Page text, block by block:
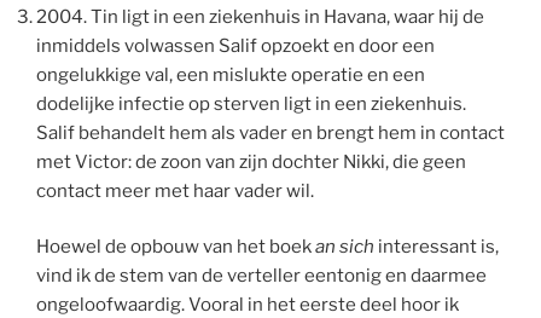
2004. Tin ligt in een ziekenhuis in Havana, waar hij de
inmiddels volwassen Salif opzoekt en door een
ongelukkige val, een mislukte operatie en een
dodelijke infectie op sterven ligt in een ziekenhuis.
Salif behandelt hem als vader en brengt hem in contact
met Victor: de zoon van zijn dochter Nikki, die geen
contact meer met haar vader wil.
Hoewel de opbouw van het boekan sich interessant is,
vind ik de stem van de verteller eentonig en daarmee
ongeloofwaardig. Vooral in het eerste deel hoor ik